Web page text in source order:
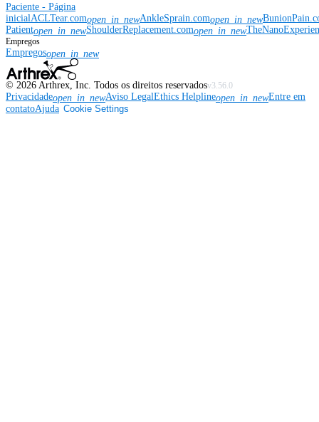
Paciente - Página
inicialACLTear.comopen_in_newAnkleSprain.comopen_in_new
Patientopen_in_newShoulderReplacement.comopen_in_new
Empregos
Empregosopen_in_new
© 2026 Arthrex, Inc. Todos os direitos reservadosv3.56.0
Privacidadeopen_in_newAviso LegalEthics Helplineopen_in_newEntre em
contatoAjuda Cookie Settings